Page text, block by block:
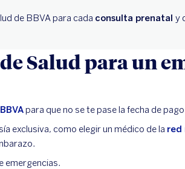
de BBVA para cada consulta prenatal y
Salud para un
para que no se te pase la fecha de
exclusiva, como elegir un médico de la red
emergencias.